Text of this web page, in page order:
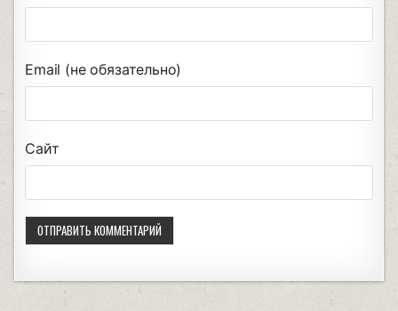
Email (не обязательно)
Сайт